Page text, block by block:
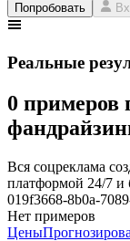
Попробовать
Реальные
0 примеров
Вся соцреклама
платформой 24/7 и
019f3668-8b0a-
Нет примеров
Цены